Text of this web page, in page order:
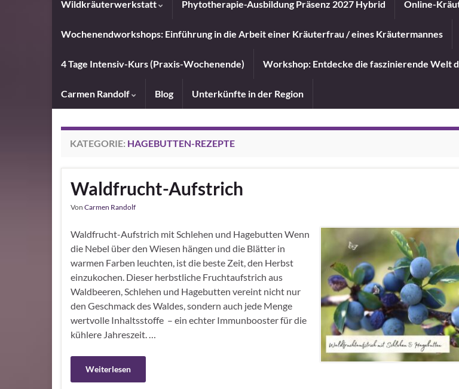
Wildkräuterwerkstatt Phytotherapie-Ausbildung Präsenz 2027 Hybrid Online-
Wochenendworkshops: Einführung in die Arbeit einer Kräuterfrau / eines Kräutermannes
4 Tage Intensiv-Kurs (Praxis-Wochenende) Workshop: Entdecke die faszinierende Welt
Carmen Randolf Blog Unterkünfte in der Region
KATEGORIE: HAGEBUTTEN-REZEPTE
Waldfrucht-Aufstrich
Von Carmen Randolf
Waldfrucht-Aufstrich mit Schlehen und Hagebutten Wenn
die Nebel über den Wiesen hängen und die Blätter in
warmen Farben leuchten, ist die beste Zeit, den Herbst
einzukochen. Dieser herbstliche Fruchtaufstrich aus
Waldbeeren, Schlehen und Hagebutten vereint nicht nur
den Geschmack des Waldes, sondern auch jede Menge
wertvolle Inhaltsstoffe – ein echter Immunbooster für die
kühlere Jahreszeit. …
Weiterlesen